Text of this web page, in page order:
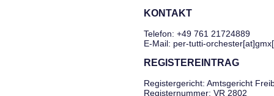
KONTAKT
Telefon: +49 761 21724889
E-Mail: per-tutti-
REGISTEREINTRAG
Registergericht: Amtsgericht
Registernummer: VR 2802